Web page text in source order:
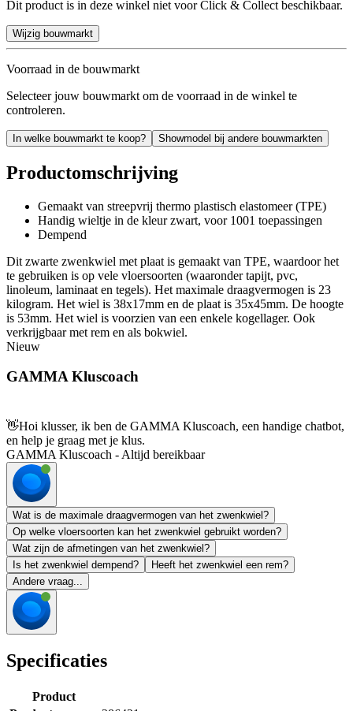
Dit product is in deze winkel niet voor Click & Collect beschikbaar.
Wijzig bouwmarkt
Voorraad in de bouwmarkt
Selecteer jouw bouwmarkt om de voorraad in de winkel te
controleren.
In welke bouwmarkt te koop? Showmodel bij andere bouwmarkten
Productomschrijving
Gemaakt van streepvrij thermo plastisch elastomeer (TPE)
Handig wieltje in de kleur zwart, voor 1001 toepassingen
Dempend
Dit zwarte zwenkwiel met plaat is gemaakt van TPE, waardoor het
te gebruiken is op vele vloersoorten (waaronder tapijt, pvc,
linoleum, laminaat en tegels). Het maximale draagvermogen is 23
kilogram. Het wiel is 38x17mm en de plaat is 35x45mm. De hoogte
is 53mm. Het wiel is voorzien van een enkele kogellager. Ook
verkrijgbaar met rem en als bokwiel.
Nieuw
GAMMA Kluscoach
👋Hoi klusser, ik ben de GAMMA Kluscoach, een handige chatbot,
en help je graag met je klus.
GAMMA Kluscoach - Altijd bereikbaar
Wat is de maximale draagvermogen van het zwenkwiel?
Op welke vloersoorten kan het zwenkwiel gebruikt worden?
Wat zijn de afmetingen van het zwenkwiel?
Is het zwenkwiel dempend?
Heeft het zwenkwiel een rem?
Andere vraag...
Specificaties
Product